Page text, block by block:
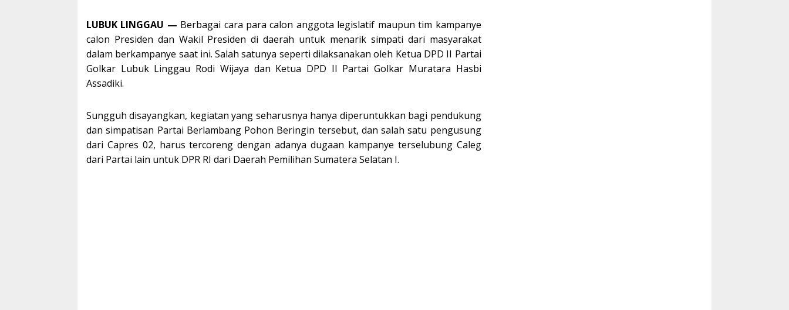
LUBUK LINGGAU — Berbagai cara para calon anggota legislatif maupun tim kampanye
calon Presiden dan Wakil Presiden di daerah untuk menarik simpati dari masyarakat
dalam berkampanye saat ini. Salah satunya seperti dilaksanakan oleh Ketua DPD II Partai
Golkar Lubuk Linggau Rodi Wijaya dan Ketua DPD II Partai Golkar Muratara Hasbi
Assadiki.
Sungguh disayangkan, kegiatan yang seharusnya hanya diperuntukkan bagi pendukung
dan simpatisan Partai Berlambang Pohon Beringin tersebut, dan salah satu pengusung
dari Capres 02, harus tercoreng dengan adanya dugaan kampanye terselubung Caleg
dari Partai lain untuk DPR RI dari Daerah Pemilihan Sumatera Selatan I.